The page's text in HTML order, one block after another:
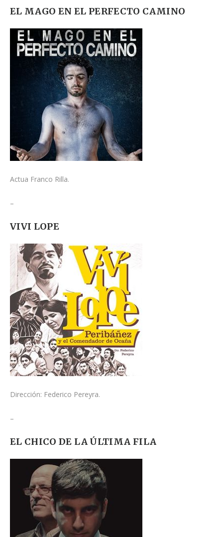
EL MAGO EN EL PERFECTO CAMINO
Actua Franco Rilla.
–
VIVI LOPE
Dirección: Federico Pereyra.
–
EL CHICO DE LA ÚLTIMA FILA